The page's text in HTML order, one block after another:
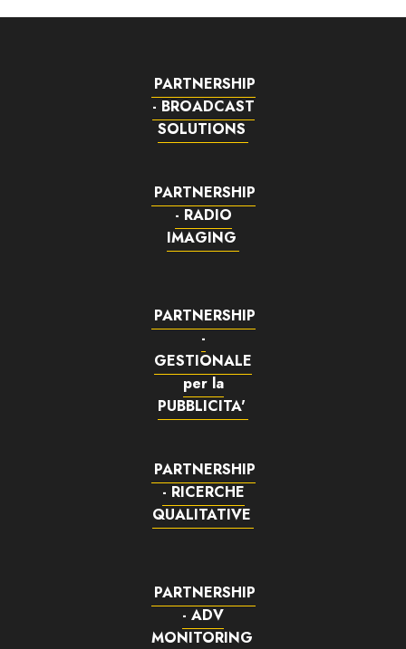
PARTNERSHIP
- BROADCAST
SOLUTIONS
PARTNERSHIP
- RADIO
IMAGING
PARTNERSHIP
-
GESTIONALE
per la
PUBBLICITA'
PARTNERSHIP
- RICERCHE
QUALITATIVE
PARTNERSHIP
- ADV
MONITORING